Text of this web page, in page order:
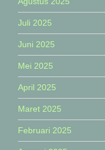
Juli 2025
Juni 2025
Mei 2025
April 2025
Maret 2025
Februari 2025